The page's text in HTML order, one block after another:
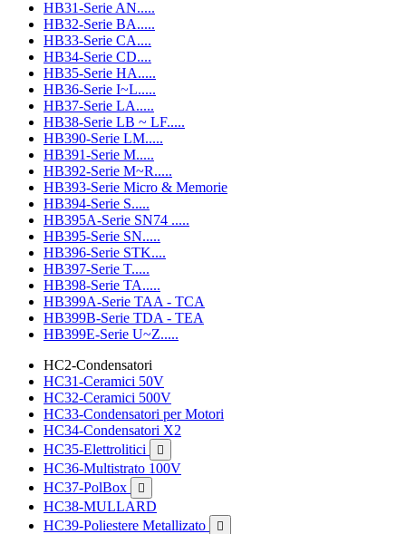
HB31-Serie AN.....
HB32-Serie BA.....
HB33-Serie CA....
HB34-Serie CD....
HB35-Serie HA.....
HB36-Serie I~L.....
HB37-Serie LA.....
HB38-Serie LB ~ LF.....
HB390-Serie LM.....
HB391-Serie M.....
HB392-Serie M~R.....
HB393-Serie Micro & Memorie
HB394-Serie S.....
HB395A-Serie SN74 .....
HB395-Serie SN.....
HB396-Serie STK....
HB397-Serie T.....
HB398-Serie TA.....
HB399A-Serie TAA - TCA
HB399B-Serie TDA - TEA
HB399E-Serie U~Z.....
HC2-Condensatori
HC31-Ceramici 50V
HC32-Ceramici 500V
HC33-Condensatori per Motori
HC34-Condensatori X2
HC35-Elettrolitici

HC36-Multistrato 100V
HC37-PolBox

HC38-MULLARD
HC39-Poliestere Metallizato
